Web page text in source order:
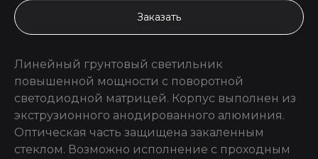
Заказать
Линейный грунтовый светильник
повышенной мощности с поворотной
светодиодной матрицей. Корпус выполнен из
экструзионного анодированного алюминия.
Оптическая часть защищена закаленным
стеклом. Возможно исполнение с проходным